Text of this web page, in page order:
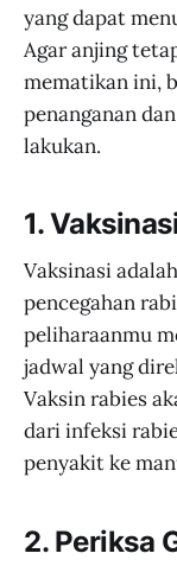
yang dapat
Agar anjing
mematikan ini,
penanganan
lakukan.
1.
Vaksinasi
pencegahan
peliharaanmu
jadwal yang
Vaksin rabies
dari infeksi
penyakit ke
2. Periksa